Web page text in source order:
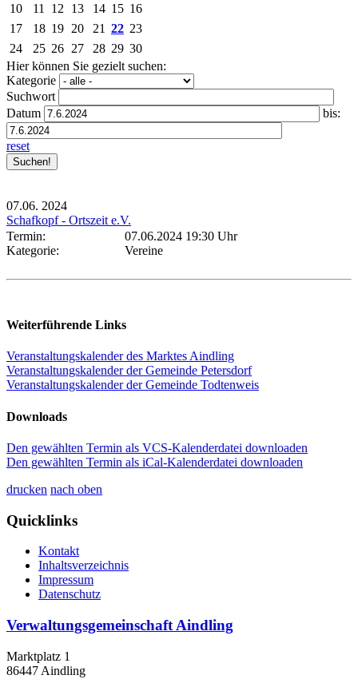
10
11 12 13 14 15 16
17
18 19 20 21 22 23
24
25 26 27 28 29 30
Hier können Sie gezielt suchen:
Kategorie
Suchwort
Datum
bis:
reset
07.06. 2024
Schafkopf - Ortszeit e.V.
Termin:
07.06.2024 19:30 Uhr
Kategorie:
Vereine
Weiterführende Links
Veranstaltungskalender des Marktes Aindling
Veranstaltungskalender der Gemeinde Petersdorf
Veranstaltungskalender der Gemeinde Todtenweis
Downloads
Den gewählten Termin als VCS-Kalenderdatei downloaden
Den gewählten Termin als iCal-Kalenderdatei downloaden
drucken nach oben
Quicklinks
Kontakt
Inhaltsverzeichnis
Impressum
Datenschutz
Verwaltungsgemeinschaft Aindling
Marktplatz 1
86447 Aindling